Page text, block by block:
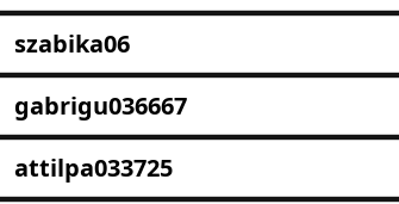
szabika06
gabrigu036667
attilpa033725